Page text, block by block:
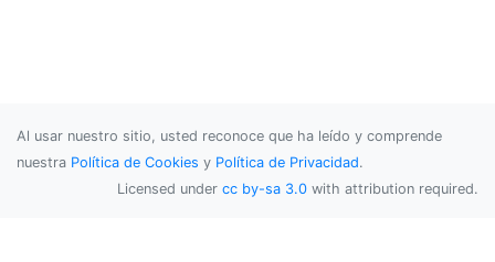
Al usar nuestro sitio, usted reconoce que ha leído y comprende
nuestra Política de Cookies y Política de Privacidad.
Licensed under cc by-sa 3.0 with attribution required.